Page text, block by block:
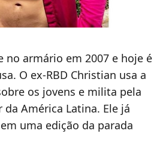
no armário em 2007 e hoje é
O ex-RBD Christian usa a
os jovens e milita pela
da América Latina. Ele já
uma edição da parada